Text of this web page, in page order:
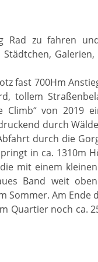
Rad zu fahren
Galerien,
fast 700Hm
tollem
Climb“ von 2019
durch
durch die
in ca. 1310m
mit einem
Band weit
Sommer. Am
Quartier noch ca.